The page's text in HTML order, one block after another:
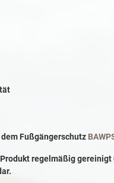
Fußgängerschutz
regelmäßig